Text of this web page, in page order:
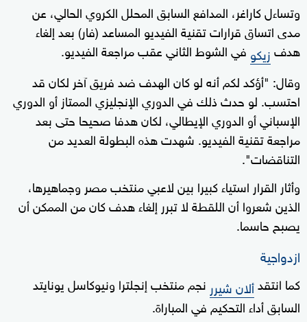
وتساءل كاراغر، المدافع السابق المحلل الكروي الحالي، عن
مدى اتساق قرارات تقنية الفيديو المساعد (فار) بعد إلغاء
هدفزيكو في الشوط الثاني عقب مراجعة الفيديو.
وقال: "أؤكد لكم أنه لو كان الهدف ضد فريق آخر لكان قد
احتسب. لو حدث ذلك في الدوري الإنجليزي الممتاز أو الدوري
الإسباني أو الدوري الإيطالي، لكان هدفا صحيحا حتى بعد
مراجعة تقنية الفيديو. شهدت هذه البطولة العديد من
التناقضات".
وأثار القرار استياء كبيرا بين لاعبي منتخب مصر وجماهيرها،
الذين شعروا أن اللقطة لا تبرر إلغاء هدف كان من الممكن أن
يصبح حاسما.
ازدواجية
كما انتقدألان شيرر نجم منتخب إنجلترا ونيوكاسل يونايتد
السابق أداء التحكيم في المباراة.